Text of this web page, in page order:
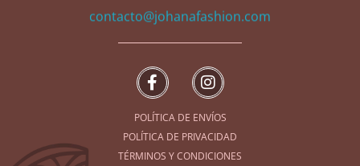
johanafashion.comcontacto@johanafashion.com
POLÍTICA DE ENVÍOS
POLÍTICA DE PRIVACIDAD
TÉRMINOS Y CONDICIONES